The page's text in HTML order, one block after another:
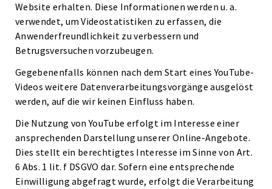
Website erhalten. Diese Informationen werden u. a.
verwendet, um Videostatistiken zu erfassen, die
Anwenderfreundlichkeit zu verbessern und
Betrugsversuchen vorzubeugen.
Gegebenenfalls können nach dem Start eines YouTube-
Videos weitere Datenverarbeitungsvorgänge ausgelöst
werden, auf die wir keinen Einfluss haben.
Die Nutzung von YouTube erfolgt im Interesse einer
ansprechenden Darstellung unserer Online-Angebote.
Dies stellt ein berechtigtes Interesse im Sinne von Art.
6 Abs. 1 lit. f DSGVO dar. Sofern eine entsprechende
Einwilligung abgefragt wurde, erfolgt die Verarbeitung